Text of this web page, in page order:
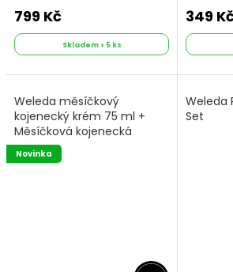
799 Kč
Skladem > 5 ks
349
Weleda měsíčkový
kojenecký krém 75 ml +
Měsíčková kojenecká
koupel 200 ml + měsíčkový
kojenecký olej 200 ml
Novinka
Weleda
Set